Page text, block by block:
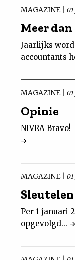
MAGAZINE |
Meer
Jaarlijks
accountants
MAGAZINE |
Opinie
NIVRA
MAGAZINE |
Per 1 januari
opgevolgd...